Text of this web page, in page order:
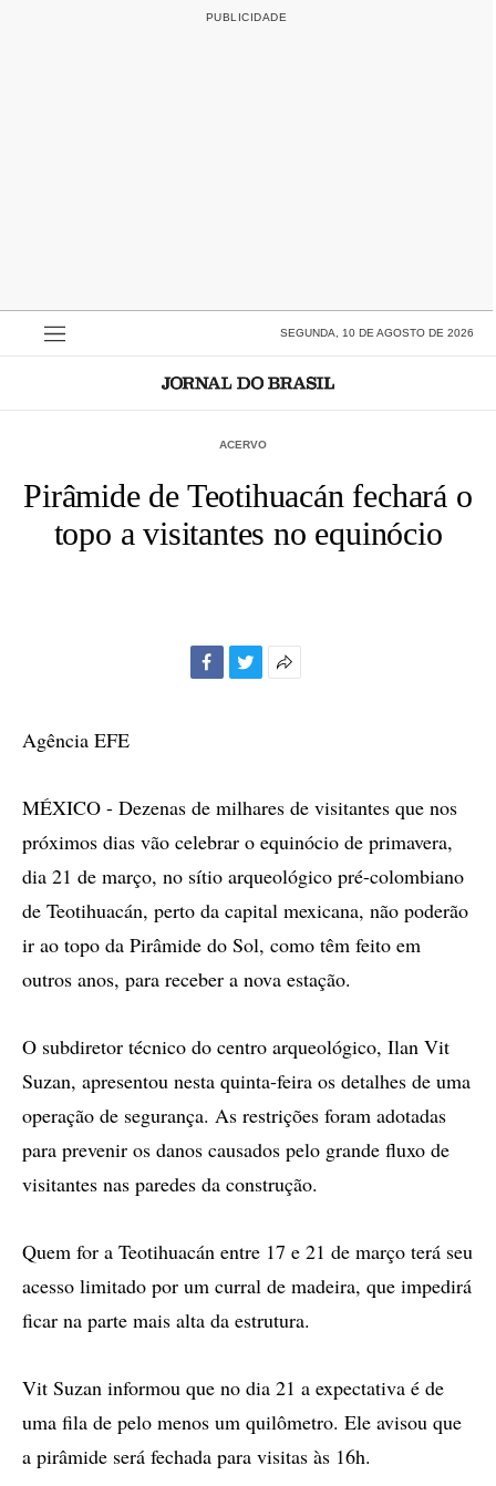
SEGUNDA, 10 DE AGOSTO DE 2026
ACERVO
Pirâmide de Teotihuacán fechará o
topo a visitantes no equinócio
Agência EFE
MÉXICO - Dezenas de milhares de visitantes que nos
próximos dias vão celebrar o equinócio de primavera,
dia 21 de março, no sítio arqueológico pré-colombiano
de Teotihuacán, perto da capital mexicana, não poderão
ir ao topo da Pirâmide do Sol, como têm feito em
outros anos, para receber a nova estação.
O subdiretor técnico do centro arqueológico, Ilan Vit
Suzan, apresentou nesta quinta-feira os detalhes de uma
operação de segurança. As restrições foram adotadas
para prevenir os danos causados pelo grande fluxo de
visitantes nas paredes da construção.
Quem for a Teotihuacán entre 17 e 21 de março terá seu
acesso limitado por um curral de madeira, que impedirá
ficar na parte mais alta da estrutura.
Vit Suzan informou que no dia 21 a expectativa é de
uma fila de pelo menos um quilômetro. Ele avisou que
a pirâmide será fechada para visitas às 16h.